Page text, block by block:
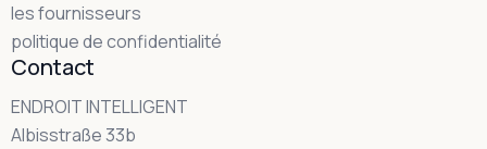
les fournisseurs
politique de confidentialité
Contact
ENDROIT INTELLIGENT
Albisstraße 33b